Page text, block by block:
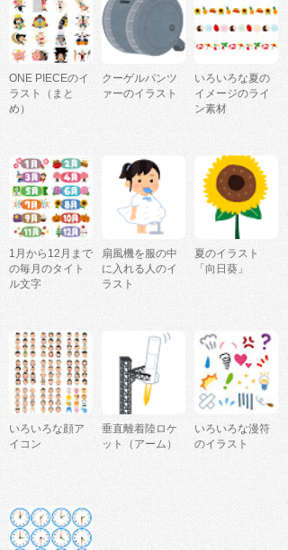
ONE PIECEのイ
ラスト（まと
め）
クーゲルパンツ
ァーのイラスト
いろいろな夏の
イメージのライ
ン素材
1月から12月まで
の毎月のタイト
ル文字
扇風機を服の中
に入れる人のイ
ラスト
夏のイラスト
「向日葵」
いろいろな顔ア
イコン
垂直離着陸ロケ
ット（アーム）
いろいろな漫符
のイラスト